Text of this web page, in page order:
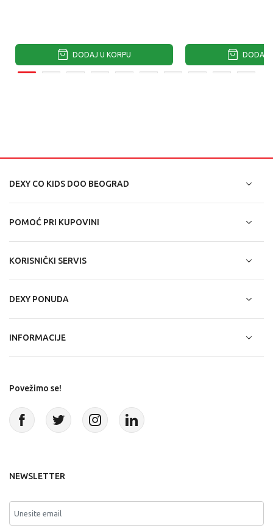
DODAJ U KORPU DODAJ
DEXY CO KIDS DOO BEOGRAD
POMOĆ PRI KUPOVINI
KORISNIČKI SERVIS
DEXY PONUDA
INFORMACIJE
Povežimo se!
NEWSLETTER